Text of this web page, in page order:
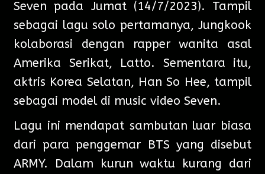
Seven pada Jumat (14/7/2023). Tampil
sebagai lagu solo pertamanya, Jungkook
kolaborasi dengan rapper wanita asal
Amerika Serikat, Latto. Sementara itu,
aktris Korea Selatan, Han So Hee, tampil
sebagai model di music video Seven.
Lagu ini mendapat sambutan luar biasa
dari para penggemar BTS yang disebut
ARMY. Dalam kurun waktu kurang dari